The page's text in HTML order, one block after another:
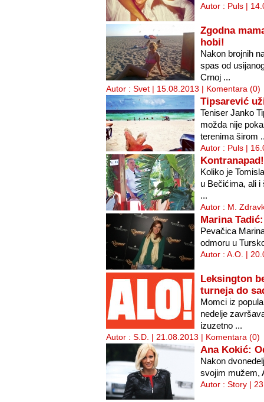
Autor : Puls |
Zgodna
hobi!
Nakon brojnih
spas od
Crnoj ...
Autor : Svet | 15.08.2013 | Komentara (0)
Tipsarević
Teniser Janko
možda nije
terenima širom
Autor : Puls |
Kontranapad!
Koliko je
u Bečićima, ali i
...
Autor : M.
Marina
Pevačica
odmoru u
Autor : A.O. |
Leksington
turneja do
Momci iz
nedelje
izuzetno ...
Autor : S.D. | 21.08.2013 | Komentara (0)
Ana Kokić:
Nakon
svojim mužem,
Autor : Story |